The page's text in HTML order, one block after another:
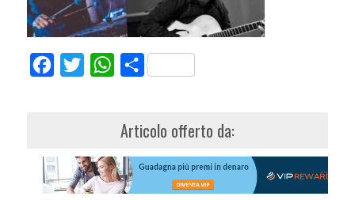
FacebookTwitterWhatsApp
Share
Articolo offerto da: